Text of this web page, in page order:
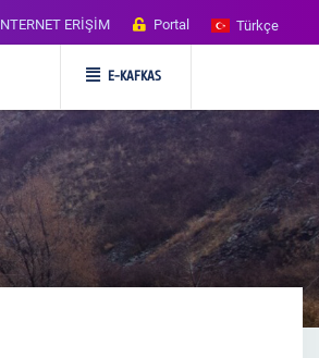
ERİŞİM Portal Türkçe
E-KAFKAS